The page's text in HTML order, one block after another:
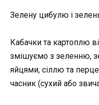
Зелену цибулю і
Кабачки та картоплю
змішуємо з зеленню,
яйцями, сіллю та
часник (сухий або